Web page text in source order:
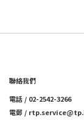
聯絡我們
電話 / 02-2542-3266
電郵 /